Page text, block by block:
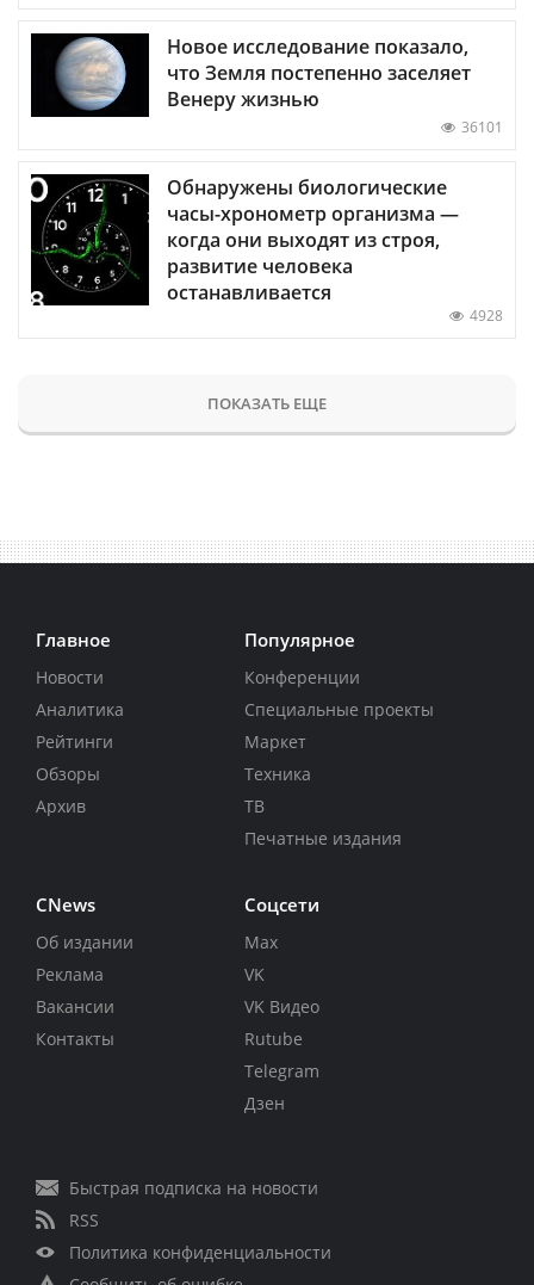
Новое исследование показало,
что Земля постепенно заселяет
Венеру жизнью
36101
Обнаружены биологические
часы-хронометр организма —
когда они выходят из строя,
развитие человека
останавливается
4928
ПОКАЗАТЬ ЕЩЕ
Главное
Новости
Аналитика
Рейтинги
Обзоры
Архив
Популярное
Конференции
Специальные проекты
Маркет
Техника
ТВ
Печатные издания
CNews
Об издании
Реклама
Вакансии
Контакты
Соцсети
Max
VK
VK Видео
Rutube
Telegram
Дзен
Быстрая подписка на новости
RSS
Политика конфиденциальности